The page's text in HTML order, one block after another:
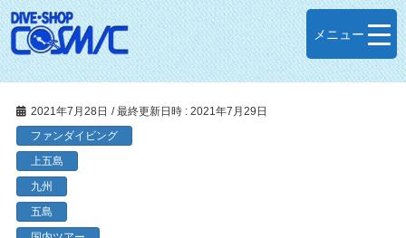
メニュー
2021年7月28日 / 最終更新日時 : 2021年7月29日
ファンダイビング
上五島
九州
五島